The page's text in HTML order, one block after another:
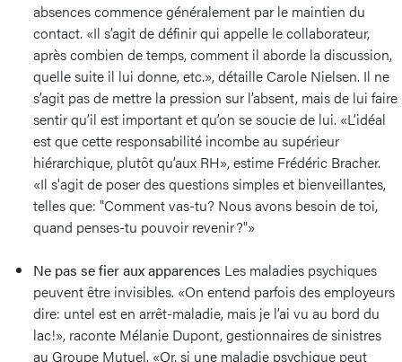
absences commence généralement par le maintien du
contact. «Il s’agit de définir qui appelle le collaborateur,
après combien de temps, comment il aborde la discussion,
quelle suite il lui donne, etc.», détaille Carole Nielsen. Il ne
s’agit pas de mettre la pression sur l’absent, mais de lui faire
sentir qu’il est important et qu’on se soucie de lui. «L’idéal
est que cette responsabilité incombe au supérieur
hiérarchique, plutôt qu’aux RH», estime Frédéric Bracher.
«Il s'agit de poser des questions simples et bienveillantes,
telles que: "Comment vas-tu? Nous avons besoin de toi,
quand penses-tu pouvoir revenir ?"»
Ne pas se fier aux apparences Les maladies psychiques
peuvent être invisibles. «On entend parfois des employeurs
dire: untel est en arrêt-maladie, mais je l’ai vu au bord du
lac!», raconte Mélanie Dupont, gestionnaires de sinistres
au Groupe Mutuel. «Or, si une maladie psychique peut